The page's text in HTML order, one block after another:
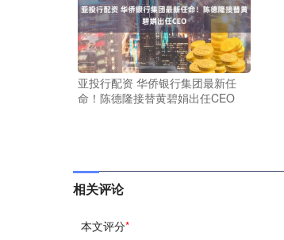
亚投行配资 华侨银行集团最新任
命！陈德隆接替黄碧娟出任CEO
相关评论
本文评分*